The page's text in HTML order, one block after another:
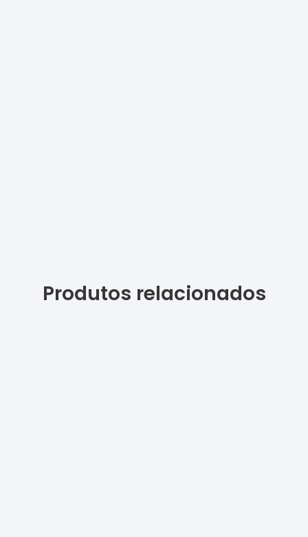
Produtos relacionados